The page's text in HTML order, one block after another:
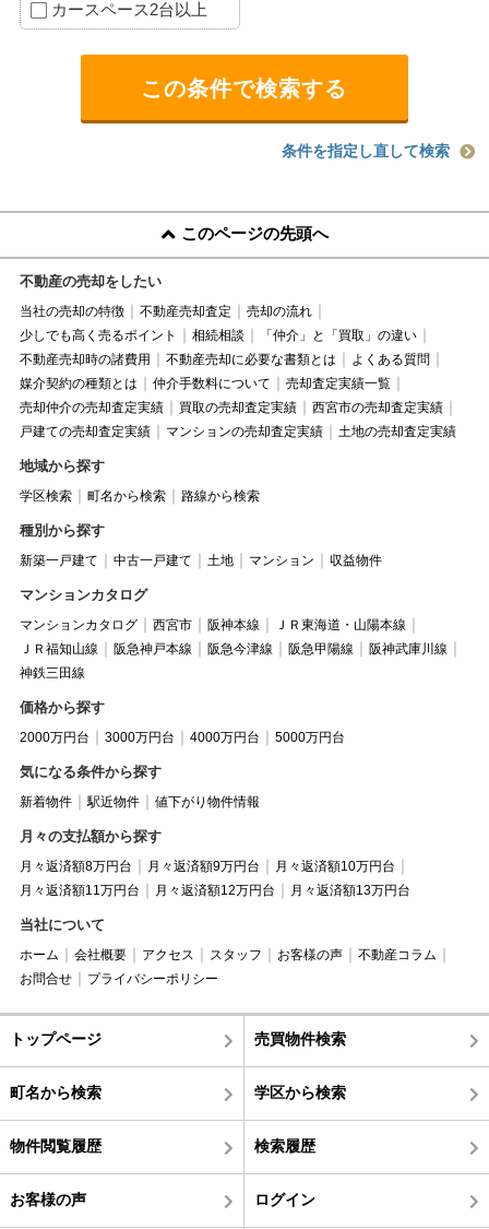
カースペース2台以上
条件を指定し直して検索
このページの先頭へ
不動産の売却をしたい
当社の売却の特徴 不動産売却査定
売却の流れ
少しでも高く売るポイント
相続相談
「仲介」と「買取」の違い
不動産売却時の諸費用
不動産売却に必要な書類とは
よくある質問
媒介契約の種類とは
仲介手数料について
売却査定実績一覧
売却仲介の売却査定実績
買取の売却査定実績
西宮市の売却査定実績
戸建ての売却査定実績
マンションの売却査定実績 土地の売却査定実績
地域から探す
学区検索 町名から検索 路線から検索
種別から探す
新築一戸建て 中古一戸建て 土地 マンション 収益物件
マンションカタログ
マンションカタログ 西宮市 阪神本線
ＪＲ東海道・山陽本線
ＪＲ福知山線
阪急神戸本線 阪急今津線 阪急甲陽線
阪神武庫川線
神鉄三田線
価格から探す
2000万円台 3000万円台 4000万円台 5000万円台
気になる条件から探す
新着物件 駅近物件 値下がり物件情報
月々の支払額から探す
月々返済額8万円台 月々返済額9万円台
月々返済額10万円台
月々返済額11万円台
月々返済額12万円台 月々返済額13万円台
当社について
ホーム 会社概要 アクセス スタッフ お客様の声
不動産コラム
お問合せ
プライバシーポリシー
トップページ 売買物件検索
町名から検索 学区から検索
物件閲覧履歴 検索履歴
お客様の声 ログイン